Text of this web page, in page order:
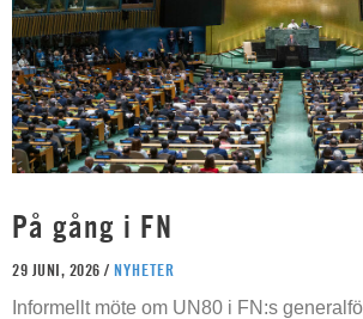
På gång i FN
29 JUNI, 2026 / NYHETER
Informellt möte om UN80 i FN:s